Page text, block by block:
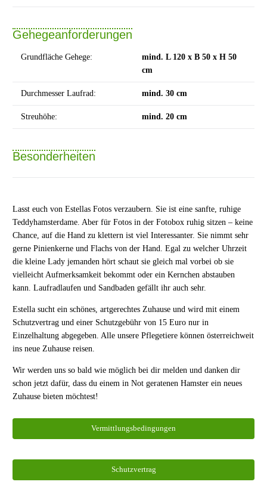
Gehegeanforderungen
Grundfläche Gehege:
mind. L 120 x B 50 x H 50
cm
Durchmesser Laufrad: mind. 30 cm
Streuhöhe: mind. 20 cm
Besonderheiten
Lasst euch von Estellas Fotos verzaubern. Sie ist eine sanfte, ruhige
Teddyhamsterdame. Aber für Fotos in der Fotobox ruhig sitzen – keine
Chance, auf die Hand zu klettern ist viel Interessanter. Sie nimmt sehr
gerne Pinienkerne und Flachs von der Hand. Egal zu welcher Uhrzeit
die kleine Lady jemanden hört schaut sie gleich mal vorbei ob sie
vielleicht Aufmerksamkeit bekommt oder ein Kernchen abstauben
kann. Laufradlaufen und Sandbaden gefällt ihr auch sehr.
Estella sucht ein schönes, artgerechtes Zuhause und wird mit einem
Schutzvertrag und einer Schutzgebühr von 15 Euro nur in
Einzelhaltung abgegeben. Alle unsere Pflegetiere können österreichweit
ins neue Zuhause reisen.
Wir werden uns so bald wie möglich bei dir melden und danken dir
schon jetzt dafür, dass du einem in Not geratenen Hamster ein neues
Zuhause bieten möchtest!
Vermittlungsbedingungen
Schutzvertrag